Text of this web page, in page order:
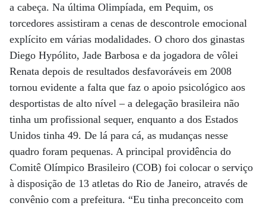
a cabeça. Na última Olimpíada, em Pequim, os
torcedores assistiram a cenas de descontrole emocional
explícito em várias modalidades. O choro dos ginastas
Diego Hypólito, Jade Barbosa e da jogadora de vôlei
Renata depois de resultados desfavoráveis em 2008
tornou evidente a falta que faz o apoio psicológico aos
desportistas de alto nível – a delegação brasileira não
tinha um profissional sequer, enquanto a dos Estados
Unidos tinha 49. De lá para cá, as mudanças nesse
quadro foram pequenas. A principal providência do
Comitê Olímpico Brasileiro (COB) foi colocar o serviço
à disposição de 13 atletas do Rio de Janeiro, através de
convênio com a prefeitura. “Eu tinha preconceito com